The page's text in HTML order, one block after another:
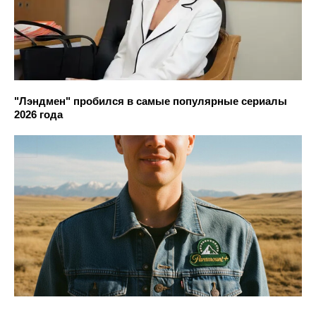
"Лэндмен" пробился в самые популярные сериалы
2026 года